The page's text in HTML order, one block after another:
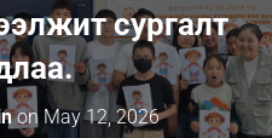
сургалт
on May 12, 2026